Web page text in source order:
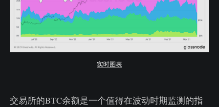
实时图表
交易所的BTC余额是一个值得在波动时期监测的指